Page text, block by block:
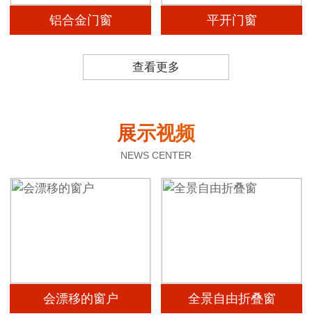
铝合金门窗 平开门窗
查看更多
展示视频
NEWS CENTER
会漂移的窗户 全景自由折叠窗